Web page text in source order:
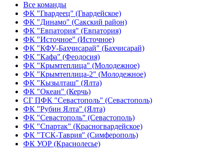
Все команды
ФК "Гвардеец" (Гвардейское)
ФК "Динамо" (Сакский район)
ФК "Евпатория" (Евпатория)
ФК "Источное" (Источное)
ФК "КФУ-Бахчисарай" (Бахчисарай)
ФК "Кафа" (Феодосия)
ФК "Крымтеплица" (Молодежное)
ФК "Крымтеплица-2" (Молодежное)
ФК "Кызылташ" (Ялта)
ФК "Океан" (Керчь)
СГ ПФК "Севастополь" (Севастополь)
ФК "Рубин Ялта" (Ялта)
ФК "Севастополь" (Севастополь)
ФК "Спартак" (Красногвардейское)
ФК "ТСК-Таврия" (Симферополь)
ФК УОР (Краснолесье)